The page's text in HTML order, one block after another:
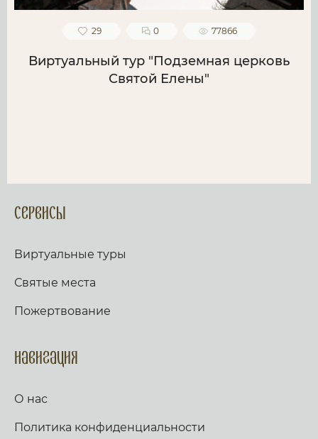
29 0 77866
Виртуальный тур "Подземная церковь
Святой Елены"
Сервисы
Виртуальные туры
Святые места
Пожертвование
Навигация
О нас
Политика конфиденциальности